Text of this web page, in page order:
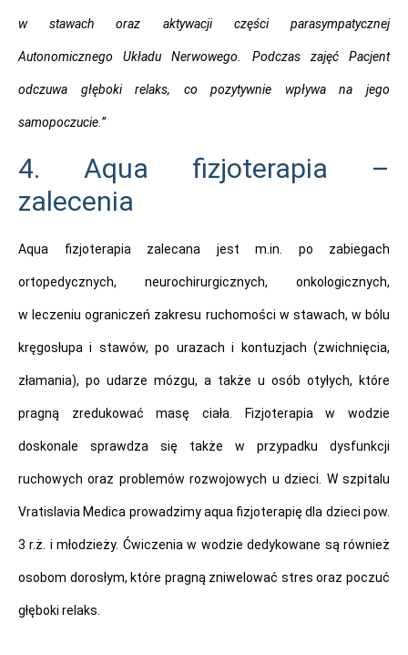
w stawach oraz aktywacji części parasympatycznej
Autonomicznego Układu Nerwowego. Podczas zajęć Pacjent
odczuwa głęboki relaks, co pozytywnie wpływa na jego
samopoczucie.”
4. Aqua fizjoterapia –
zalecenia
Aqua fizjoterapia zalecana jest m.in. po zabiegach
ortopedycznych, neurochirurgicznych, onkologicznych,
w leczeniu ograniczeń zakresu ruchomości w stawach, w bólu
kręgosłupa i stawów, po urazach i kontuzjach (zwichnięcia,
złamania), po udarze mózgu, a także u osób otyłych, które
pragną zredukować masę ciała. Fizjoterapia w wodzie
doskonale sprawdza się także w przypadku dysfunkcji
ruchowych oraz problemów rozwojowych u dzieci. W szpitalu
Vratislavia Medica prowadzimy aqua fizjoterapię dla dzieci pow.
3 r.ż. i młodzieży. Ćwiczenia w wodzie dedykowane są również
osobom dorosłym, które pragną zniwelować stres oraz poczuć
głęboki relaks.